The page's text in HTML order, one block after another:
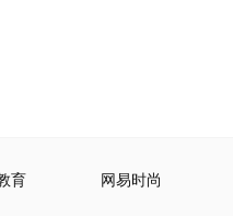
育 网易时尚